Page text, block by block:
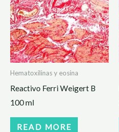
Hematoxilinas y eosina
Reactivo Ferri Weigert B
100 ml
READ MORE